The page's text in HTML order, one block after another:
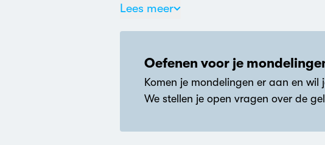
Lees meer
Oefenen voor je
Komen je mondelingen er aan en wil
We stellen je open vragen over de